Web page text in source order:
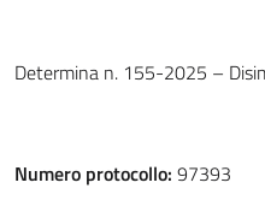
Determina n. 155-2025 –
Numero protocollo: 97393